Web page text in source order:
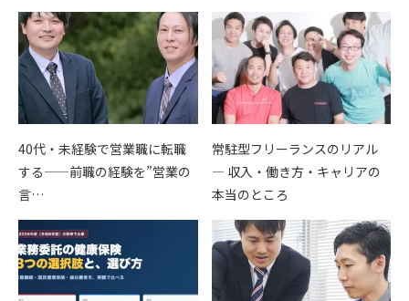
40代・未経験で営業職に転職
する——前職の経験を”営業の
言…
常駐型フリーランスのリアル
— 収入・働き方・キャリアの
本当のところ